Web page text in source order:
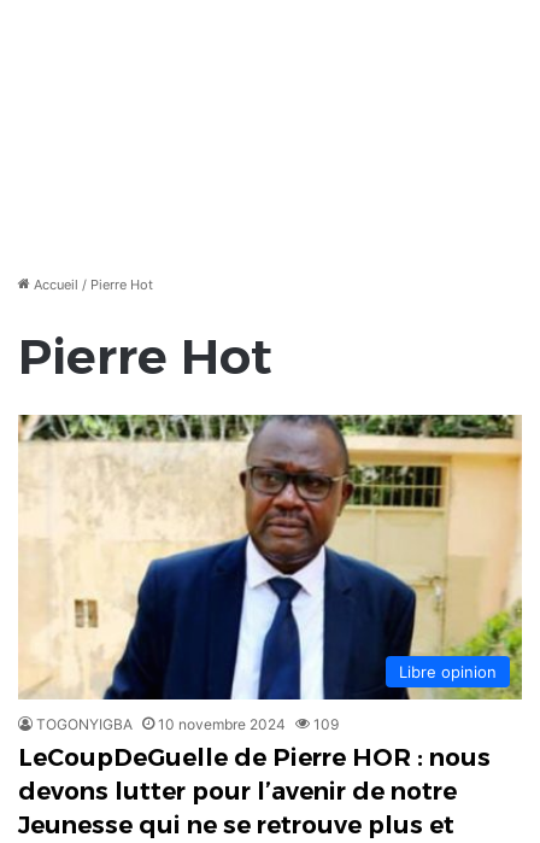
Accueil / Pierre Hot
Pierre Hot
Libre opinion
TOGONYIGBA 10 novembre 2024 109
LeCoupDeGuelle de Pierre HOR : nous
devons lutter pour l’avenir de notre
Jeunesse qui ne se retrouve plus et